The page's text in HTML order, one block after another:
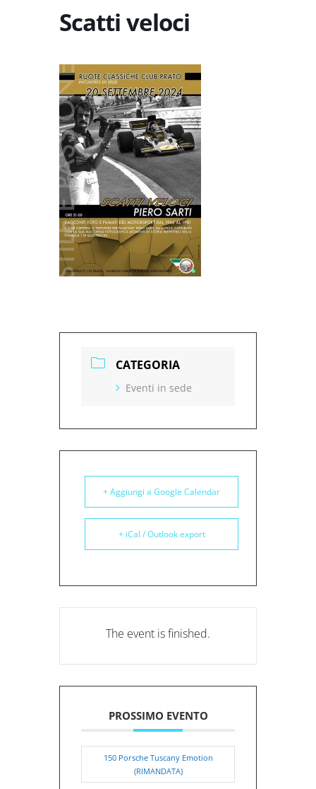
Scatti veloci
CATEGORIA
Eventi in sede
+ Aggiungi a Google Calendar
+ iCal / Outlook export
The event is finished.
PROSSIMO EVENTO
150 Porsche Tuscany Emotion
(RIMANDATA)